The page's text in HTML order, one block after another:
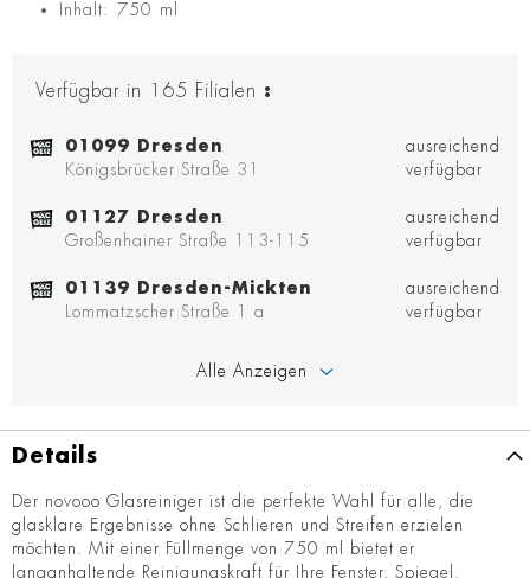
Inhalt: 750 ml
Verfügbar in 165 Filialen :
01099 Dresden
Königsbrücker Straße 31
ausreichend
verfügbar
01127 Dresden
Großenhainer Straße 113-115
ausreichend
verfügbar
01139 Dresden-Mickten
Lommatzscher Straße 1 a
ausreichend
verfügbar
Alle Anzeigen
Details
Der novooo Glasreiniger ist die perfekte Wahl für alle, die
glasklare Ergebnisse ohne Schlieren und Streifen erzielen
möchten. Mit einer Füllmenge von 750 ml bietet er
langanhaltende Reinigungskraft für Ihre Fenster, Spiegel,